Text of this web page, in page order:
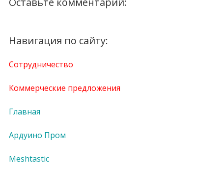
Навигация по сайту:
Сотрудничество
Коммерческие предложения
Главная
Ардуино Пром
Meshtastic